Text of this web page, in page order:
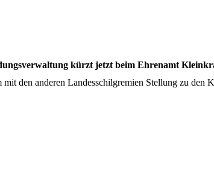
kürzt jetzt beim Ehrenamt
mit den anderen Landesschilgremien Stellung zu den